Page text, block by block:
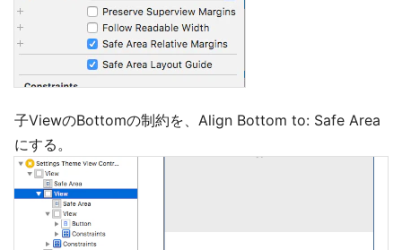
子ViewのBottomの制約を、Align Bottom to: Safe Area
にする。